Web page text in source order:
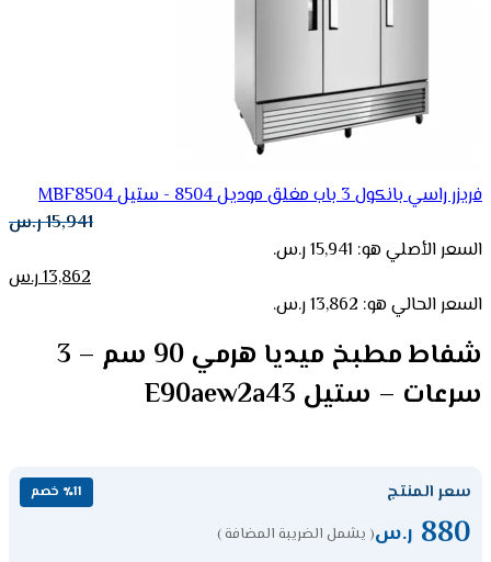
فريزر راسي بانكول 3 باب مغلق موديل 8504 - ستيل MBF8504
15,941ر.س
السعر الأصلي هو: 15,941 ر.س.
13,862ر.س
السعر الحالي هو: 13,862 ر.س.
شفاط مطبخ ميديا هرمي 90 سم – 3
سرعات – ستيل E90aew2a43
سعر المنتج ٪11 خصم
880 ر.س( يشمل الضريبة المضافة )